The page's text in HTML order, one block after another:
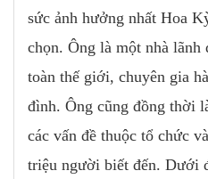
sức ảnh hưởng nhất Hoa
chọn. Ông là một nhà
toàn thế giới, chuyên gia
đình. Ông cũng đồng thời
các vấn đề thuộc tổ chức
triệu người biết đến. Dưới